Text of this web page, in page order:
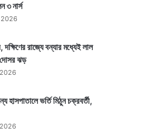
৩ নার্স
দক্ষিণের রাজ্যে বন্যার মধ্যেই লাল
দোসর ঝড়
হাসপাতালে ভর্তি মিঠুন চক্রবর্তী,